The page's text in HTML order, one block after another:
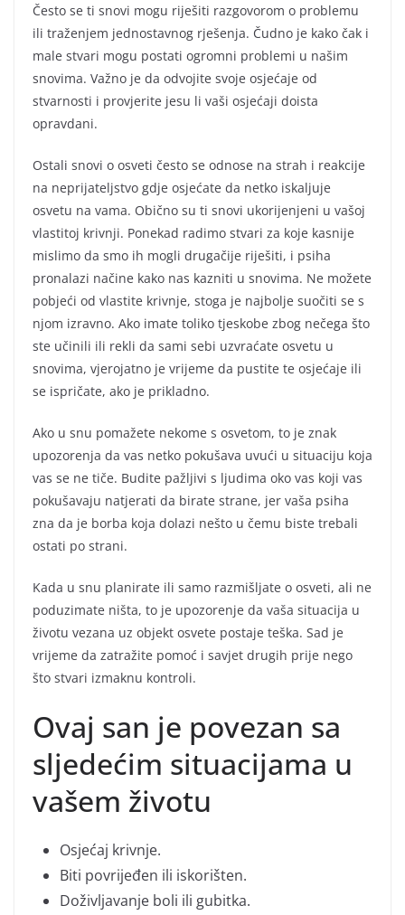
Često se ti snovi mogu riješiti razgovorom o problemu
ili traženjem jednostavnog rješenja. Čudno je kako čak i
male stvari mogu postati ogromni problemi u našim
snovima. Važno je da odvojite svoje osjećaje od
stvarnosti i provjerite jesu li vaši osjećaji doista
opravdani.
Ostali snovi o osveti često se odnose na strah i reakcije
na neprijateljstvo gdje osjećate da netko iskaljuje
osvetu na vama. Obično su ti snovi ukorijenjeni u vašoj
vlastitoj krivnji. Ponekad radimo stvari za koje kasnije
mislimo da smo ih mogli drugačije riješiti, i psiha
pronalazi načine kako nas kazniti u snovima. Ne možete
pobjeći od vlastite krivnje, stoga je najbolje suočiti se s
njom izravno. Ako imate toliko tjeskobe zbog nečega što
ste učinili ili rekli da sami sebi uzvraćate osvetu u
snovima, vjerojatno je vrijeme da pustite te osjećaje ili
se ispričate, ako je prikladno.
Ako u snu pomažete nekome s osvetom, to je znak
upozorenja da vas netko pokušava uvući u situaciju koja
vas se ne tiče. Budite pažljivi s ljudima oko vas koji vas
pokušavaju natjerati da birate strane, jer vaša psiha
zna da je borba koja dolazi nešto u čemu biste trebali
ostati po strani.
Kada u snu planirate ili samo razmišljate o osveti, ali ne
poduzimate ništa, to je upozorenje da vaša situacija u
životu vezana uz objekt osvete postaje teška. Sad je
vrijeme da zatražite pomoć i savjet drugih prije nego
što stvari izmaknu kontroli.
Ovaj san je povezan sa
sljedećim situacijama u
vašem životu
Osjećaj krivnje.
Biti povrijeđen ili iskorišten.
Doživljavanje boli ili gubitka.